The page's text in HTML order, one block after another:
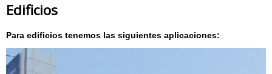
Edificios
Para edificios tenemos las siguientes aplicaciones: